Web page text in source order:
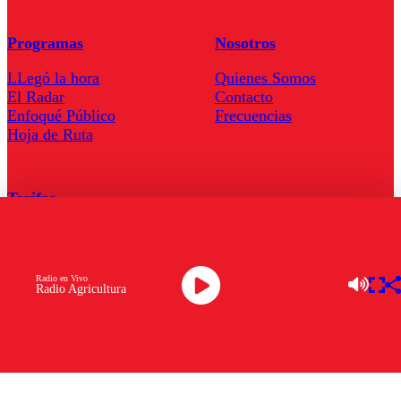
Radio Agricultura
Radio en Vivo
Programas
LLegó la hora
El Radar
Enfoqué Público
Hoja de Ruta
Nosotros
Quienes Somos
Contacto
Frecuencias
Tarifas
Descarga la APP